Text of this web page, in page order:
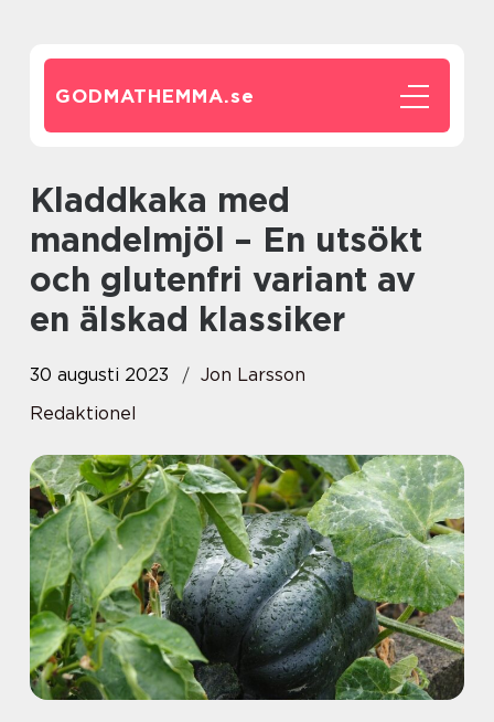
GODMATHEMMA.se
Kladdkaka med
mandelmjöl – En utsökt
och glutenfri variant av
en älskad klassiker
30 augusti 2023
Jon Larsson
Redaktionel